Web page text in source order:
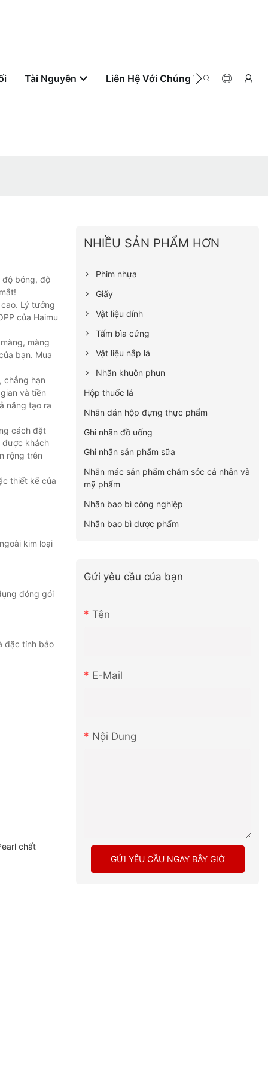
Tài Nguyên Liên Hệ Với Chúng Tôi Theo
độ bóng, độ
Lý tưởng
của Haimu
màng
bạn. Mua
chẳng hạn
và tiền
năng tạo ra
cách đặt
được khách
rộng trên
thiết kế của
kim loại
đóng gói
đặc tính bảo
chất
NHIỀU SẢN PHẨM HƠN
Phim nhựa
Giấy
Vật liệu dính
Tấm bìa cứng
Vật liệu nắp lá
Nhãn khuôn phun
Hộp thuốc lá
Nhãn dán hộp đựng thực phẩm
Ghi nhãn đồ uống
Ghi nhãn sản phẩm sữa
Nhãn mác sản phẩm chăm sóc cá nhân và
mỹ phẩm
Nhãn bao bì công nghiệp
Nhãn bao bì dược phẩm
Gửi yêu cầu của bạn
Tên
E-Mail
Nội Dung
GỬI YÊU CẦU NGAY BÂY GIỜ